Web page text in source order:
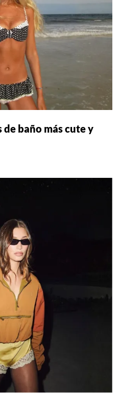
baño más cute y